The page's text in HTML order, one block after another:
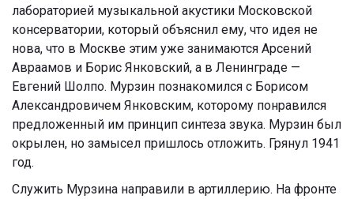
лабораторией музыкальной акустики Московской
консерватории, который объяснил ему, что идея не
нова, что в Москве этим уже занимаются Арсений
Авраамов и Борис Янковский, а в Ленинграде —
Евгений Шолпо. Мурзин познакомился с Борисом
Александровичем Янковским, которому понравился
предложенный им принцип синтеза звука. Мурзин был
окрылен, но замысел пришлось отложить. Грянул 1941
год.
Служить Мурзина направили в артиллерию. На фронте